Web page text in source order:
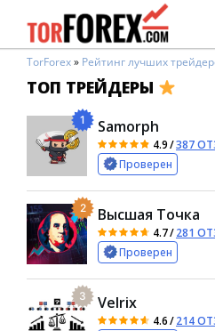
TorForex» Рейтинг лучших
ТОП ТРЕЙДЕРЫ
1 Samorph
4.9/387
Проверен
2 Высшая Точка
4.7/281
Проверен
3 Velrix
4.6/214